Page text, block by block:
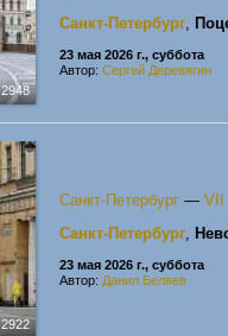
2948
Санкт-Петербург,
23 мая 2026 г., суббота
Автор: Сергей Деревягин
2922
Санкт-Петербург — VII
Санкт-Петербург,
23 мая 2026 г., суббота
Автор: Данил Беляев